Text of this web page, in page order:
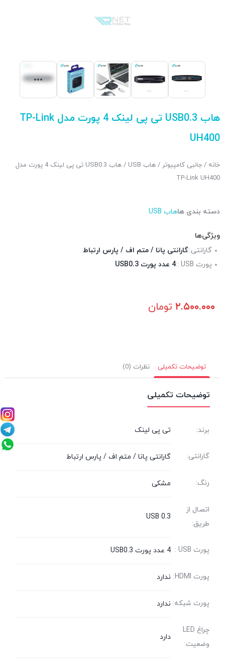
هاب USB0.3 تی پی لینک 4 پورت مدل TP-Link
UH400
خانه / جانبی کامپیوتر / هاب USB
/ هاب USB0.3 تی پی لینک 4 پورت مدل
TP-Link UH400
دسته بندی هاهاب USB
ویژگی‌ها
گارانتی::گارانتی پانا / متم اف / پارس ارتباط
پورت USB ::
4 عدد پورت USB0.3
۲.۵۰۰.۰۰۰ تومان
توضیحات تکمیلی نظرات (0)
توضیحات تکمیلی
برند: تی پی لینک
گارانتی: گارانتی پانا / متم اف / پارس ارتباط
رنگ: مشکی
اتصال از
طریق:
USB 0.3
پورت USB : 4 عدد پورت USB0.3
پورت HDMI: ندارد
پورت شبکه: ندارد
چراغ LED
وضعیت:
دارد